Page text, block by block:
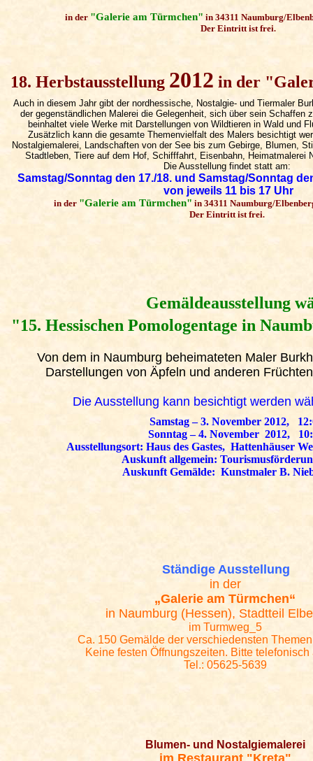
in der "Galerie am Türmchen" in 34311 Naumburg/
Der Eintritt ist frei.
18. Herbstausstellung 2012 in der
Auch in diesem Jahr gibt der nordhessische, Nostalgie- und Tiermaler
der gegenständlichen Malerei die Gelegenheit, sich über sein Schaffen
beinhaltet viele Werke mit Darstellungen von Wildtieren in Wald und
Zusätzlich kann die gesamte Themenvielfalt des Malers besichtigt
Nostalgiemalerei, Landschaften von der See bis zum Gebirge, Blumen,
Stadtleben, Tiere auf dem Hof, Schifffahrt, Eisenbahn, Heimatmalerei
Die Ausstellung findet statt am:
Samstag/Sonntag den 17./18. und Samstag/Sonntag
von jeweils 11 bis 17 Uhr
in der "Galerie am Türmchen" in 34311 Naumburg/
Der Eintritt ist frei.
Gemäldeausstellung
"15. Hessischen Pomologentage in
Von dem in Naumburg beheimateten Maler
Darstellungen von Äpfeln und anderen
Die Ausstellung kann besichtigt werden
Samstag – 3. November 2012,
Sonntag – 4. November 2012,
Ausstellungsort: Haus des Gastes, Hattenhäuser
Auskunft allgemein:
Auskunft Gemälde: Kunstmaler B.
Ständige Ausstellung
in der
„Galerie amTürmchen“
in Naumburg (Hessen), Stadtteil
im Turmweg_5
Ca. 150 Gemälde der verschiedensten
Keine festen Öffnungszeiten. Bitte
Tel.: 05625-5639
Blumen- und Nostalgiemalerei
im Restaurant "Kreta"